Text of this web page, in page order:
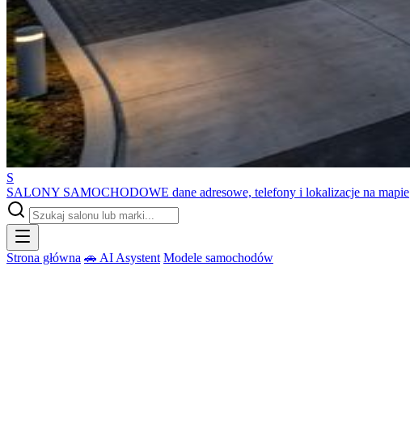
S
SALONY SAMOCHODOWE dane adresowe, telefony i lokalizacje na mapie
Strona główna 🚗 AI Asystent Modele samochodów